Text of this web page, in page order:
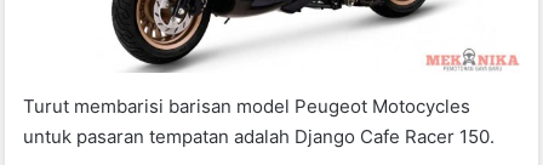
Turut membarisi barisan model Peugeot Motocycles
untuk pasaran tempatan adalah Django Cafe Racer 150.